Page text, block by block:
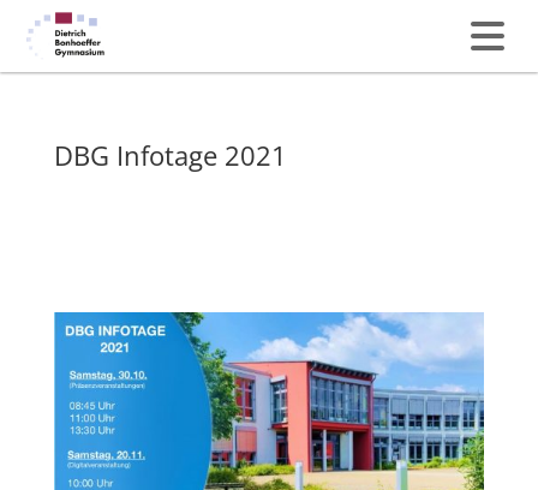
DBG Infotage 2021